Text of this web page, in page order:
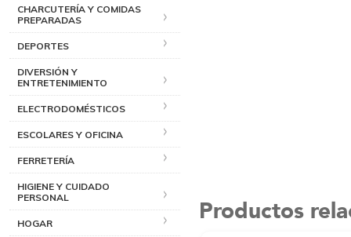
CHARCUTERÍA Y COMIDAS
PREPARADAS
DEPORTES
DIVERSIÓN Y
ENTRETENIMIENTO
ELECTRODOMÉSTICOS
ESCOLARES Y OFICINA
FERRETERÍA
HIGIENE Y CUIDADO
PERSONAL
HOGAR Productos